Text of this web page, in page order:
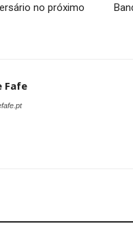
no próximo
Fafe